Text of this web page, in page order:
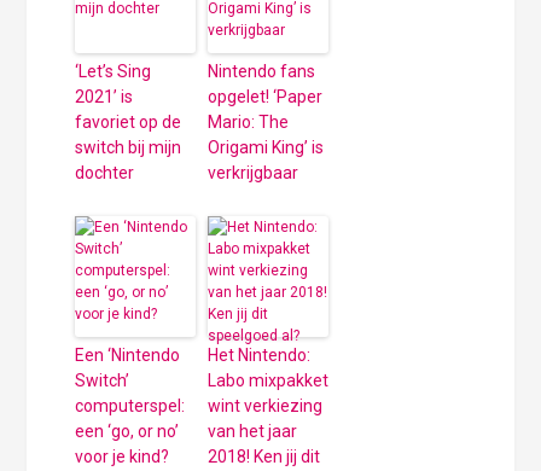
‘Let’s Sing
2021’ is
favoriet op de
switch bij mijn
dochter
Nintendo fans
opgelet! ‘Paper
Mario: The
Origami King’ is
verkrijgbaar
Een ‘Nintendo
Switch’
computerspel:
een ‘go, or no’
voor je kind?
Het Nintendo:
Labo mixpakket
wint verkiezing
van het jaar
2018! Ken jij dit